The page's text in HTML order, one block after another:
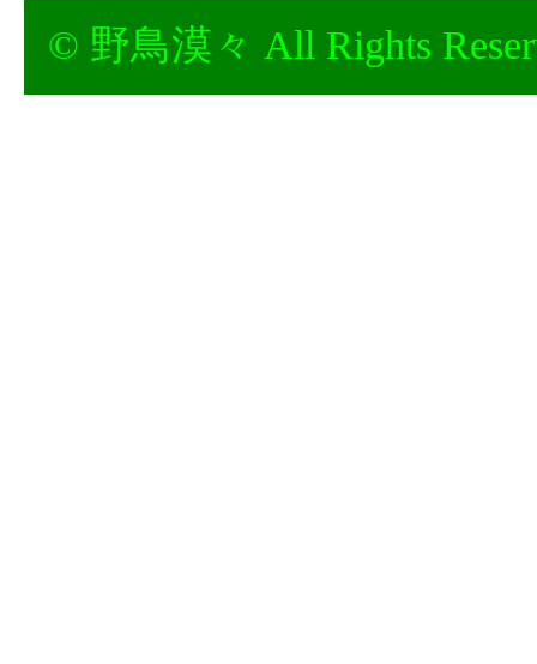
© 野鳥漠々 All Rights